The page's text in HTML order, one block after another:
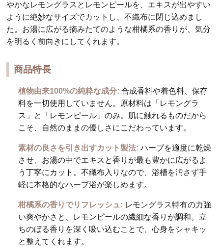
やかなレモングラスとレモンピールを、エキスが出やすい
ように絶妙なサイズでカットし、不織布に閉じ込めまし
た。お湯に広がる摘みたてのような柑橘系の香りが、気分
を明るく前向きにしてくれます。
商品特長
植物由来100%の純粋な成分: 合成香料や着色料、保存
料を一切使用していません。原材料は「レモングラ
ス」と「レモンピール」のみ。肌に触れるものだから
こそ、自然のままの優しさにこだわっています。
素材の良さを引き出すカット製法: ハーブを適度に乾燥
させ、お湯の中でエキスと香りが最も豊かに広がるよ
う丁寧にカット。不織布入りなので、浴槽を汚さず手
軽に本格的なハーブ浴が楽しめます。
柑橘系の香りでリフレッシュ: レモングラス特有の力強
い爽やかさと、レモンピールの繊細な香りが調和。立
ちのぼる香りを深く吸い込むことで、心身をシャキッ
と整えてくれます。